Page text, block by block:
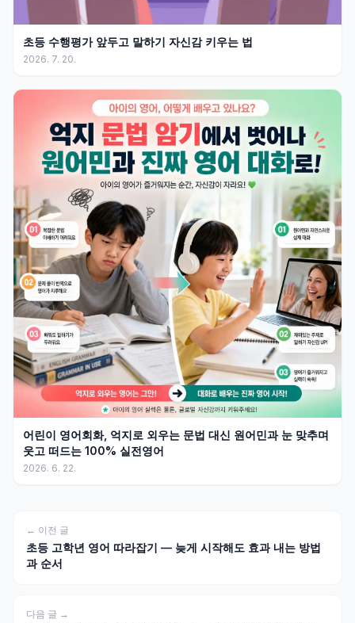
초등 수행평가 앞두고 말하기 자신감 키우는 법
2026. 7. 20.
어린이 영어회화, 억지로 외우는 문법 대신 원어민과 눈 맞추며
웃고 떠드는 100% 실전영어
2026. 6. 22.
← 이전 글
초등 고학년 영어 따라잡기 — 늦게 시작해도 효과 내는 방법
과 순서
다음 글 →